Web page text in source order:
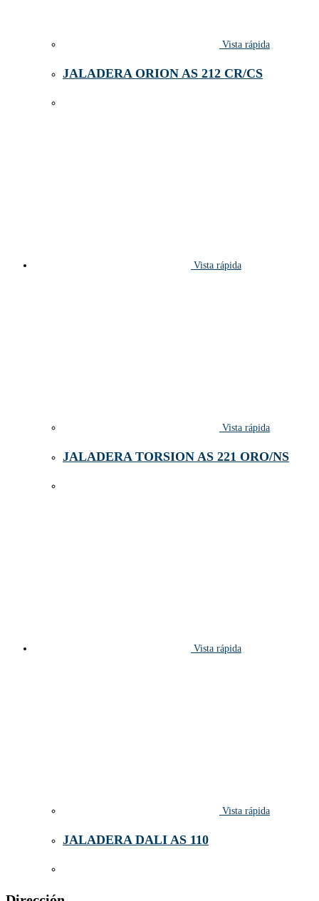
Vista rápida
JALADERA ORION AS 212 CR/CS
Vista rápida
Vista rápida
JALADERA TORSION AS 221 ORO/NS
Vista rápida
Vista rápida
JALADERA DALI AS 110